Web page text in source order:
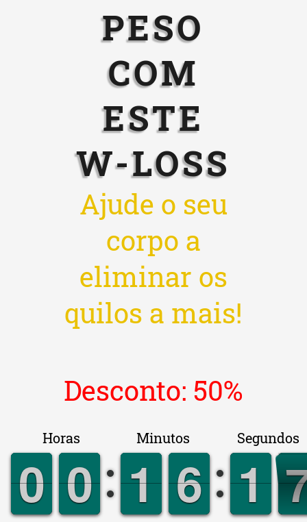
PESO
COM
ESTE
W-LOSS
Ajude o seu
corpo a
eliminar os
quilos a mais!
Desconto: 50%
Horas
9
9
0
0 9
9
0
0
Minutos
0
0
1
1 0
0
6
6
Segundos
2
1
1